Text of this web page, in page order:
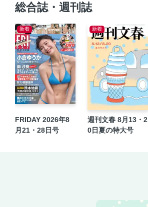
総合誌・週刊誌
新着
FRIDAY 2026年8
月21・28日号
新着
週刊文春 8月13・2
0日夏の特大号